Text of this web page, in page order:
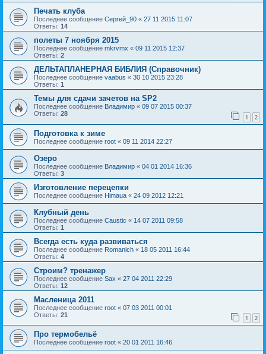
Печать клуба
Последнее сообщение Сергей_90 « 27 11 2015 11:07
Ответы: 14
полеты 7 ноября 2015
Последнее сообщение mkrvmx « 09 11 2015 12:37
Ответы: 2
ДЕЛЬТАПЛАНЕРНАЯ БИБЛИЯ (Справочник)
Последнее сообщение vaabus « 30 10 2015 23:28
Ответы: 1
Темы для сдачи зачетов на SP2
Последнее сообщение Владимир « 09 07 2015 00:37
Ответы: 28 1 2
Подготовка к зиме
Последнее сообщение root « 09 11 2014 22:27
Озеро
Последнее сообщение Владимир « 04 01 2014 16:36
Ответы: 3
Изготовление перецепки
Последнее сообщение Himaua « 24 09 2012 12:21
Клубный день
Последнее сообщение Caustic « 14 07 2011 09:58
Ответы: 1
Всегда есть куда развиваться
Последнее сообщение Romanich « 18 05 2011 16:44
Ответы: 4
Строим? тренажер
Последнее сообщение Sax « 27 04 2011 22:29
Ответы: 12
Масленица 2011
Последнее сообщение root « 07 03 2011 00:01
Ответы: 21 1 2
Про термобельё
Последнее сообщение root « 20 01 2011 16:46